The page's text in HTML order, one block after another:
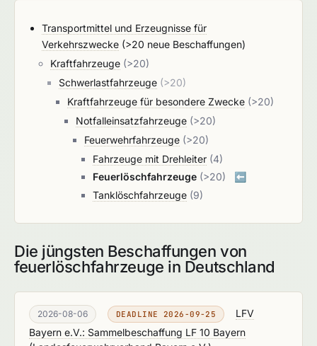
Transportmittel und Erzeugnisse für
Verkehrszwecke (>20 neue Beschaffungen)
Kraftfahrzeuge (>20)
Schwerlastfahrzeuge (>20)
Kraftfahrzeuge für besondere Zwecke (>20)
Notfalleinsatzfahrzeuge (>20)
Feuerwehrfahrzeuge (>20)
Fahrzeuge mit Drehleiter (4)
Feuerlöschfahrzeuge (>20) ⬅️
Tanklöschfahrzeuge (9)
Die jüngsten Beschaffungen von
feuerlöschfahrzeuge in Deutschland
2026-08-06 DEADLINE 2026-09-25
LFV
Bayern e.V.: Sammelbeschaffung LF 10 Bayern